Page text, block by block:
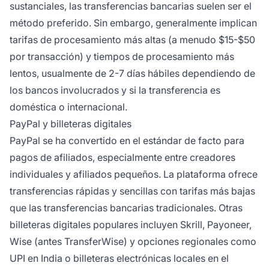
sustanciales, las transferencias bancarias suelen ser el
método preferido. Sin embargo, generalmente implican
tarifas de procesamiento más altas (a menudo $15-$50
por transacción) y tiempos de procesamiento más
lentos, usualmente de 2-7 días hábiles dependiendo de
los bancos involucrados y si la transferencia es
doméstica o internacional.
PayPal y billeteras digitales
PayPal se ha convertido en el estándar de facto para
pagos de afiliados, especialmente entre creadores
individuales y afiliados pequeños. La plataforma ofrece
transferencias rápidas y sencillas con tarifas más bajas
que las transferencias bancarias tradicionales. Otras
billeteras digitales populares incluyen Skrill, Payoneer,
Wise (antes TransferWise) y opciones regionales como
UPI en India o billeteras electrónicas locales en el